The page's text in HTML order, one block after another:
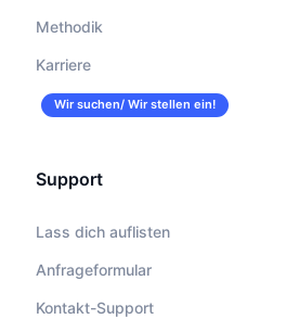
Methodik
Karriere
Wir suchen/ Wir stellen ein!
Support
Lass dich auflisten
Anfrageformular
Kontakt-Support